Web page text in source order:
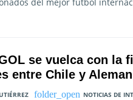
del mejor fútbol
se vuelca con la
entre Chile y
NOTICIAS DE